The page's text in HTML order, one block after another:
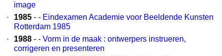
image
·
1985 - - Eindexamen Academie voor Beeldende Kunsten
Rotterdam 1985
·
1988 - - Vorm in de maak : ontwerpers instrueren,
corrigeren en presenteren